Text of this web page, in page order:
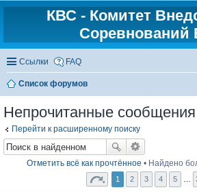
КВС - Комитет
Соревнований
Ссылки FAQ
Список форумов
Непрочитанные сообщения
Перейти к расширенному поиску
Отметить всё как прочтённое • Найдено
1 2 3 4 5 …